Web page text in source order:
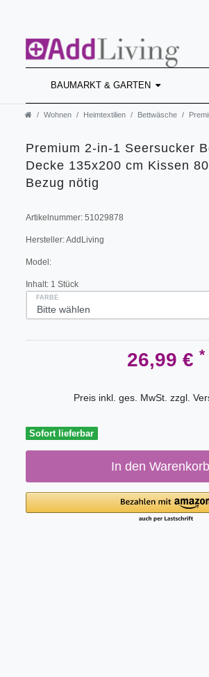
BAUMARKT & GARTEN
Wohnen Heimtextilien Bettwäsche
Premium 2-in-1 Seersucker
Decke 135x200 cm Kissen
Bezug nötig
Artikelnummer: 51029878
Hersteller:AddLiving
Model:
Inhalt: 1 Stück
FARBE
26,99 € *
Preis inkl. ges. MwSt. zzgl.
Sofort lieferbar
In den Warenkorb